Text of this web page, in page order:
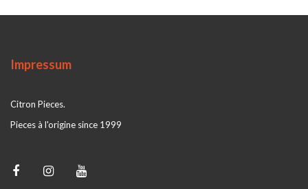
Impressum
Citron Pieces.
Pieces à l'origine since 1999